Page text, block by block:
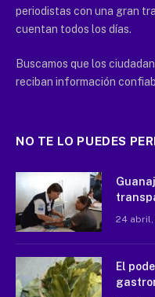
periodistas con una gran
cuentan todos los días.
Buscamos que los
reciban información
NO TE LO PUEDES
24
El